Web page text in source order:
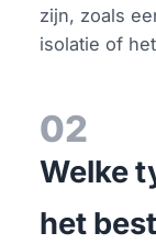
zijn, zoals
isolatie of
02
Welke
het